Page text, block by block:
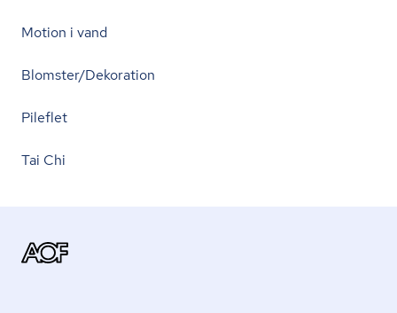
Motion i vand
Blomster/Dekoration
Pileflet
Tai Chi